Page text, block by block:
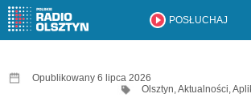
POSŁUCHAJ
Opublikowany 6 lipca 2026
Olsztyn,Aktualności,